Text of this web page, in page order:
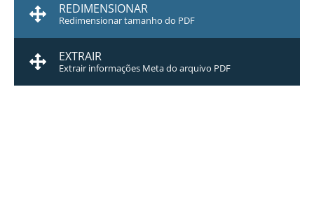
REDIMENSIONAR
Redimensionar tamanho do PDF
EXTRAIR
Extrair informações Meta do arquivo PDF